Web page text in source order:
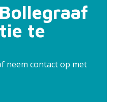
te
neem contact op met